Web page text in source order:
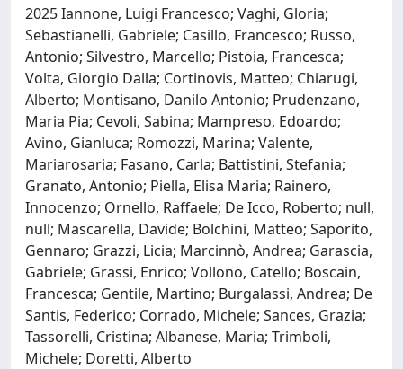
2025 Iannone, Luigi Francesco; Vaghi, Gloria;
Sebastianelli, Gabriele; Casillo, Francesco; Russo,
Antonio; Silvestro, Marcello; Pistoia, Francesca;
Volta, Giorgio Dalla; Cortinovis, Matteo; Chiarugi,
Alberto; Montisano, Danilo Antonio; Prudenzano,
Maria Pia; Cevoli, Sabina; Mampreso, Edoardo;
Avino, Gianluca; Romozzi, Marina; Valente,
Mariarosaria; Fasano, Carla; Battistini, Stefania;
Granato, Antonio; Piella, Elisa Maria; Rainero,
Innocenzo; Ornello, Raffaele; De Icco, Roberto; null,
null; Mascarella, Davide; Bolchini, Matteo; Saporito,
Gennaro; Grazzi, Licia; Marcinnò, Andrea; Garascia,
Gabriele; Grassi, Enrico; Vollono, Catello; Boscain,
Francesca; Gentile, Martino; Burgalassi, Andrea; De
Santis, Federico; Corrado, Michele; Sances, Grazia;
Tassorelli, Cristina; Albanese, Maria; Trimboli,
Michele; Doretti, Alberto